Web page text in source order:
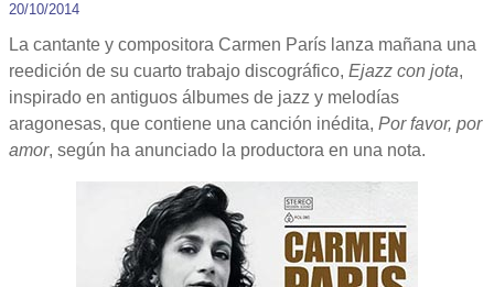
20/10/2014
La cantante y compositora Carmen París lanza mañana una
reedición de su cuarto trabajo discográfico, Ejazz con jota,
inspirado en antiguos álbumes de jazz y melodías
aragonesas, que contiene una canción inédita, Por favor, por
amor, según ha anunciado la productora en una nota.